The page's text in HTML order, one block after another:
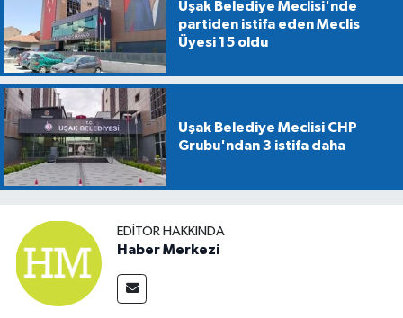
Uşak Belediye Meclisi'nde
partiden istifa eden Meclis
Üyesi 15 oldu
Uşak Belediye Meclisi CHP
Grubu'ndan 3 istifa daha
EDITÖR HAKKINDA
Haber Merkezi